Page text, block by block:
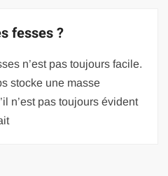
fesses ?
n’est pas toujours facile.
stocke une masse
n’est pas toujours évident